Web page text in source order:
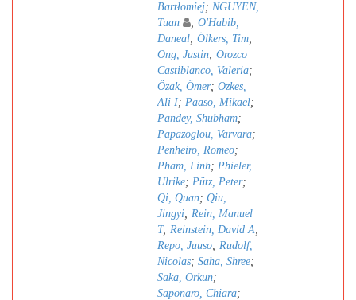
Bartłomiej; NGUYEN,
Tuan
; O'Habib,
Daneal; Ölkers, Tim;
Ong, Justin; Orozco
Castiblanco, Valeria;
Özak, Ömer; Ozkes,
Ali I; Paaso, Mikael;
Pandey, Shubham;
Papazoglou, Varvara;
Penheiro, Romeo;
Pham, Linh; Phieler,
Ulrike; Pütz, Peter;
Qi, Quan; Qiu,
Jingyi; Rein, Manuel
T; Reinstein, David A;
Repo, Juuso; Rudolf,
Nicolas; Saha, Shree;
Saka, Orkun;
Saponaro, Chiara;